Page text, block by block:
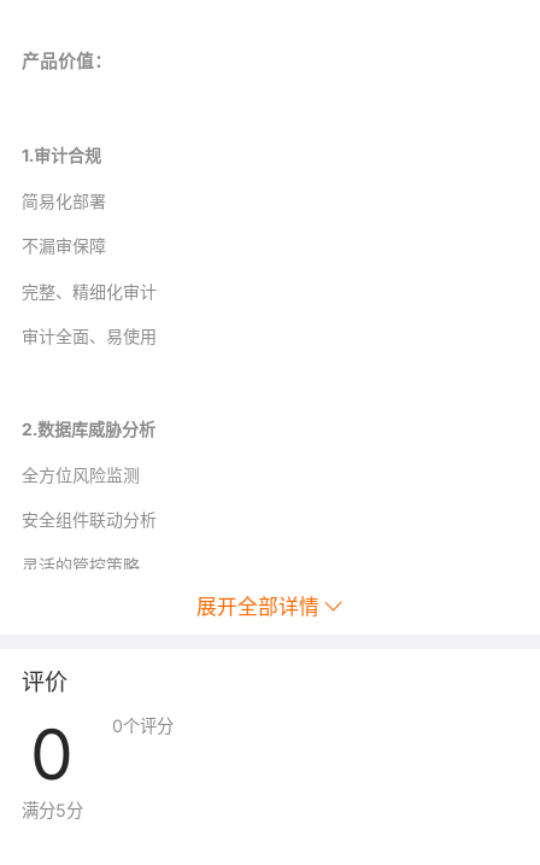
产品价值：
1.审计合规
简易化部署
不漏审保障
完整、精细化审计
审计全面、易使用
2.数据库威胁分析
全方位风险监测
安全组件联动分析
灵活的管控策略
泄密通路完整回溯
展开全部详情
评价
0
满分5分
0个评分